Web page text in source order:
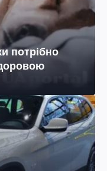
потрібно